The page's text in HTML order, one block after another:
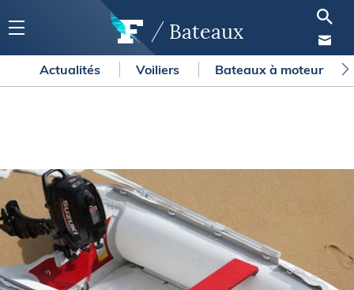
Bateaux
Actualités Voiliers Bateaux à moteur